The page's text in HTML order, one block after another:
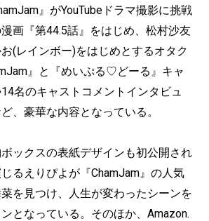
』がYouTubeドラマ撮影に挑戦
画『第44.5話』をはじめ、松村沙友
(レインボー)をはじめとするオタク
』と『めいぷる♡どーる』キャ
名のキャストコメントインタビュ
、豪華な内容となっている。
ックスの表紙デザインも初公開され
るえりぴよが『ChamJam』の人気
を見つけ、人生が変わったシーンを
となっている。そのほか、Amazon.